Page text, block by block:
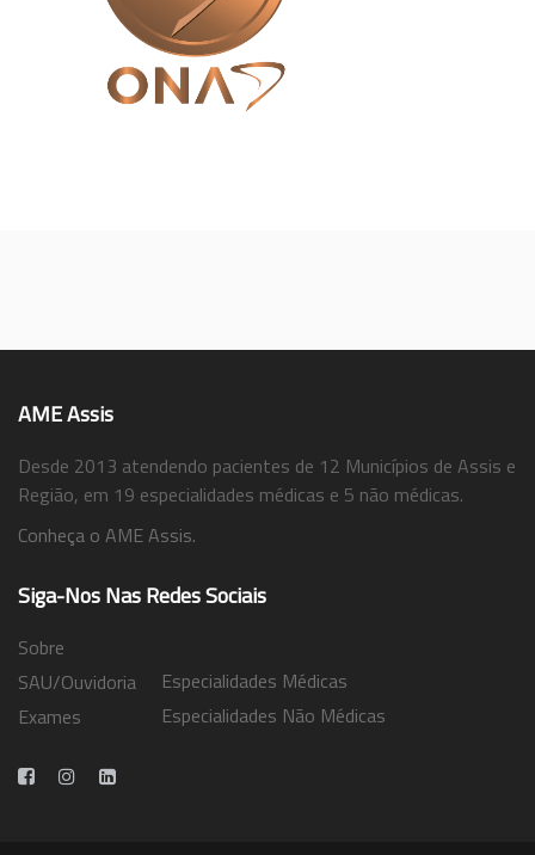
AME Assis
Desde 2013 atendendo pacientes de 12 Municípios de Assis e
Região, em 19 especialidades médicas e 5 não médicas.
Conheça o AME Assis.
Siga-Nos Nas Redes Sociais
Sobre
SAU/Ouvidoria
Exames
Especialidades Médicas
Especialidades Não Médicas